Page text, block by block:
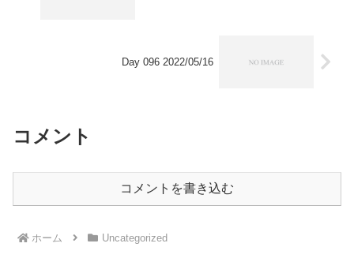
Day 096 2022/05/16
コメント
コメントを書き込む
ホーム Uncategorized